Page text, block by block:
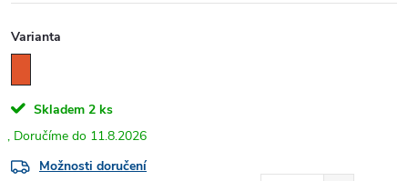
Varianta
Skladem 2 ks
11.8.2026
Možnosti doručení